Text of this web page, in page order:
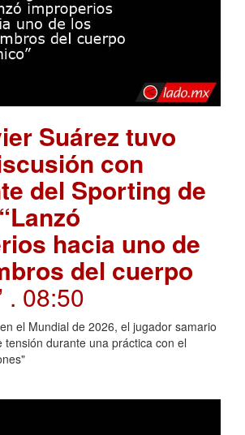
Suárez tuvo
con
del Sporting de
hacia uno de
del cuerpo
. 08:50
el Mundial de 2026, el jugador samario
tensión durante una práctica con el